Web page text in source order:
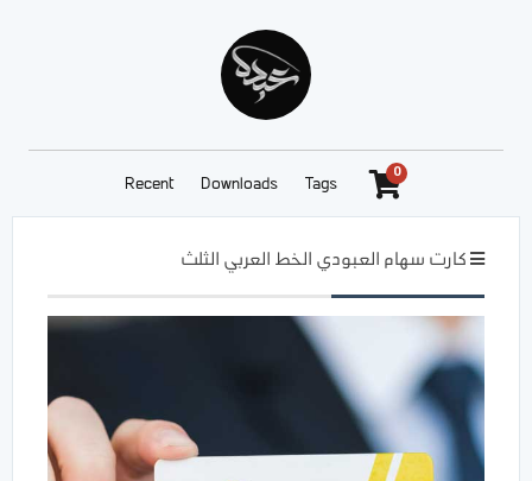
Recent Downloads Tags
0
كارت سهام العبودي الخط العربي الثلث